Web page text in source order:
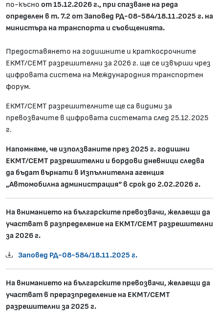
по-късно от 15.12.2026 г., при спазване на реда
определен в т. 7.2 от Заповед РД-08-584/18.11.2025 г. на
министъра на транспорта и съобщенията.
Предоставянето на годишните и краткосрочните
ЕКМТ/СЕМТ разрешителни за 2026 г. ще се извърши чрез
цифровата система на Международния транспортен
форум.
ЕКМТ/СЕМТ разрешителните ще са видими за
превозвачите в цифровата системата след 25.12.2025
г.
Напомняме, че използваните през 2025 г. годишни
ЕКМТ/СЕМТ разрешителни и бордови дневници следва
да бъдат върнати в Изпълнителна агенция
„Автомобилна администрация“ в срок до 2.02.2026 г.
На вниманието на българските превозвачи, желаещи да
участват в разпределение на ЕКМТ/СЕМТ разрешителни
за 2026 г.
Заповед РД-08-584/18.11.2025 г.
На вниманието на българските превозвачи, желаещи да
участват в преразпределение на ЕКМТ/СЕМТ
разрешителни за 2025 г.